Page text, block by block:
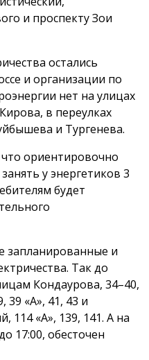
и проспекту Зои
остались
и организации по
нет на улицах
в переулках
и Тургенева.
ориентировочно
у энергетиков 3
будет
запланированные и
Так до
Кондаурова, 34–40,
39 «А», 41, 43 и
114 «А», 139, 141. А на
17:00, обесточен